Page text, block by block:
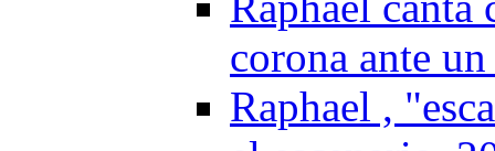
corona ante
Raphael ,